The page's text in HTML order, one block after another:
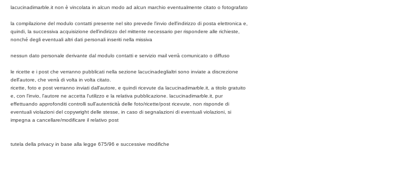
lacucinadimarble.it non è vincolata in alcun modo ad alcun marchio eventualmente citato o fotografato
la compilazione del modulo contatti presente nel sito prevede l'invio dell'indirizzo di posta elettronica e,
quindi, la successiva acquisizione dell'indirizzo del mittente necessario per rispondere alle richieste,
nonché degli eventuali altri dati personali inseriti nella missiva
nessun dato personale derivante dal modulo contatti e servizio mail verrà comunicato o diffuso
le ricette e i post che verranno pubblicati nella sezione lacucinadeglialtri sono inviate a discrezione
dell'autore, che verrà di volta in volta citato.
ricette, foto e post verranno inviati dall'autore, e quindi ricevute da lacucinadimarble.it, a titolo gratuito
e, con l'invio, l'autore ne accetta l'utilizzo e la relativa pubblicazione. lacucinadimarble.it, pur
effettuando approfonditi controlli sull'autenticità delle foto/ricette/post ricevute, non risponde di
eventuali violazioni del copywright delle stesse, in caso di segnalazioni di eventuali violazioni, si
impegna a cancellare/modificare il relativo post
tutela della privacy in base alla legge 675/96 e successive modifiche